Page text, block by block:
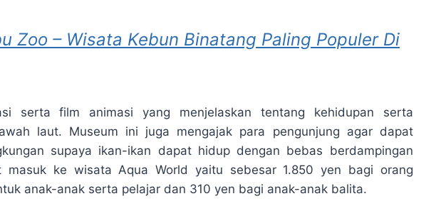
Zoo – Wisata Kebun Binatang Paling Populer Di
serta film animasi yang menjelaskan tentang kehidupan serta
laut. Museum ini juga mengajak para pengunjung agar dapat
supaya ikan-ikan dapat hidup dengan bebas berdampingan
masuk ke wisata Aqua World yaitu sebesar 1.850 yen bagi orang
anak-anak serta pelajar dan 310 yen bagi anak-anak balita.